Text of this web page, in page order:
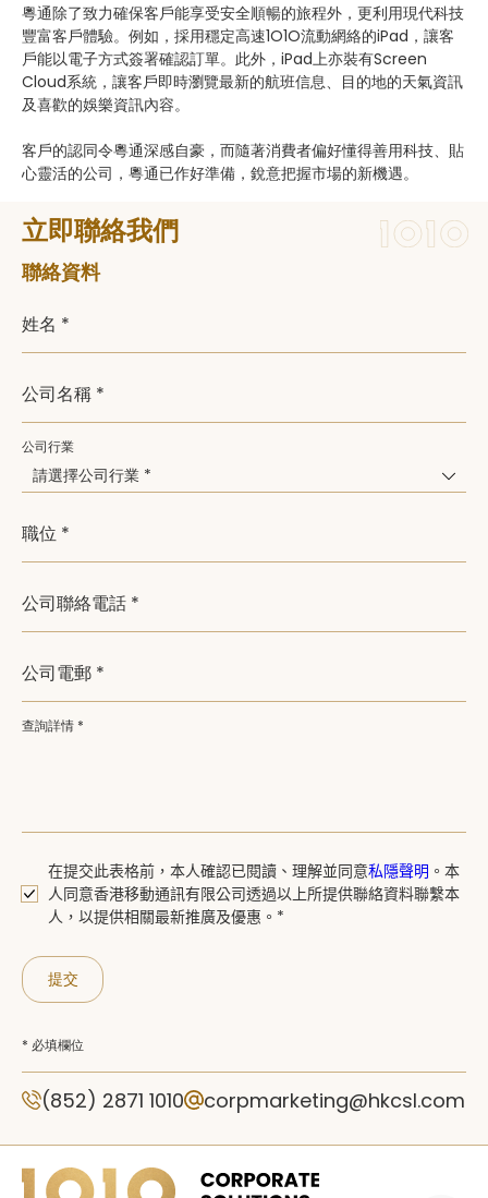
粵通除了致力確保客戶能享受安全順暢的旅程外，更利用現代科技
豐富客戶體驗。例如，採用穩定高速1O1O流動網絡的iPad，讓客
戶能以電子方式簽署確認訂單。此外，iPad上亦裝有Screen
Cloud系統，讓客戶即時瀏覽最新的航班信息、目的地的天氣資訊
及喜歡的娛樂資訊內容。
客戶的認同令粵通深感自豪，而隨著消費者偏好懂得善用科技、貼
心靈活的公司，粵通已作好準備，銳意把握市場的新機遇。
立即聯絡我們
聯絡資料
姓名 *
公司名稱 *
公司行業
請選擇公司行業 *
職位 *
公司聯絡電話 *
公司電郵 *
查詢詳情 *
在提交此表格前，本人確認已閱讀、 理解並同意私隱聲明 。 本
人同意香港移動通訊有限公司透過以上所提供聯絡資料聯繫本
人，以提供相關最新推廣及優惠。*
提交
* 必填欄位
(852) 2871 1010 corpmarketing@hkcsl.com